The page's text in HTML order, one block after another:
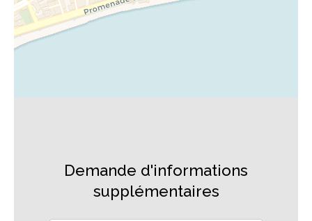
Demande d'informations
supplémentaires